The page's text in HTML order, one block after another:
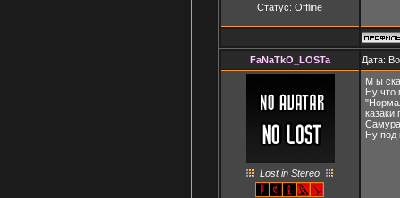
Статус: Offline
FaNaTkO_LOSTa Дата:
Lost in Stereo
М ы
Ну что
казаки
Ну под